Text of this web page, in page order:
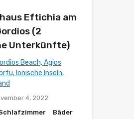
Eftichia am
(2
Unterkünfte)
Beach, Agios
Ionische Inseln,
4, 2022
Bäder